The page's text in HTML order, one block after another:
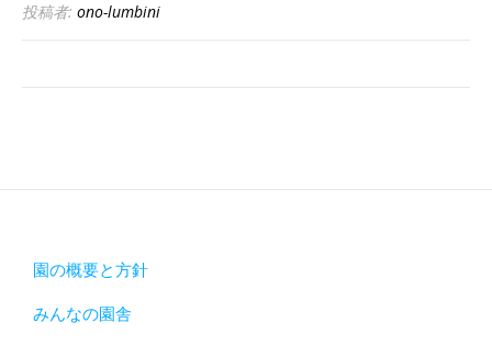
投稿者: ono-lumbini
園の概要と方針
みんなの園舎